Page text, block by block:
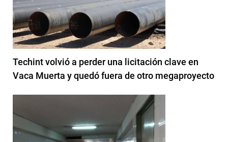
Techint volvió a perder una licitación clave en
Vaca Muerta y quedó fuera de otro megaproyecto